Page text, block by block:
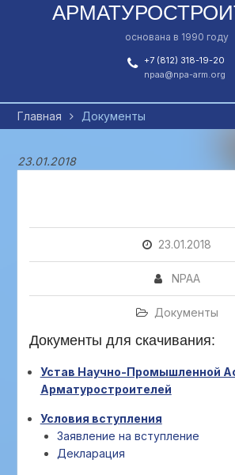
основана в 1990 году
+7 (812) 318-19-20
npaa@npa-arm.org
Главная Документы
23.01.2018
23.01.2018
NPAA
Документы
Документы для скачивания:
Устав Научно-Промышленной
Арматуростроителей
Условия вступления
Заявление на вступление
Декларация